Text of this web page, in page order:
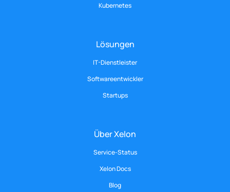
Kubernetes
Lösungen
IT-Dienstleister
Softwareentwickler
Startups
Über Xelon
Service-Status
Xelon Docs
Blog